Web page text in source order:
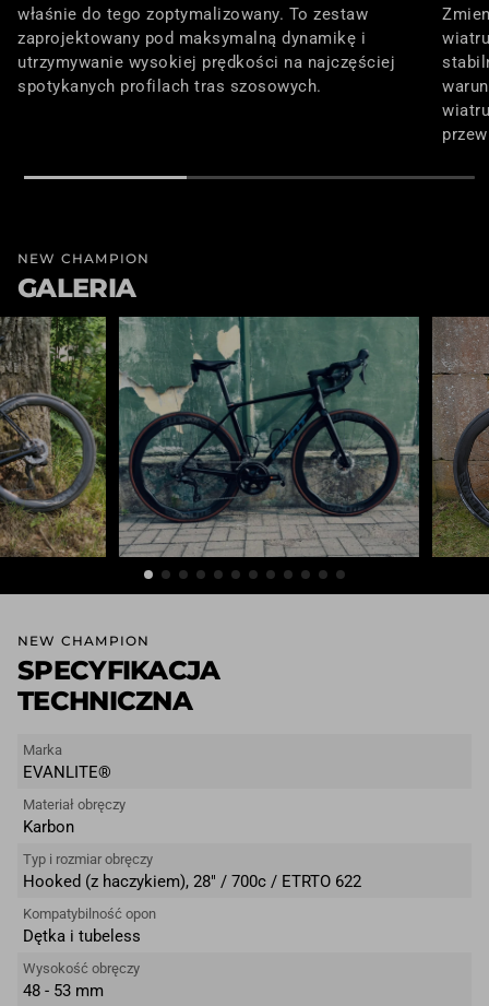
właśnie do tego zoptymalizowany. To zestaw
zaprojektowany pod maksymalną dynamikę i
utrzymywanie wysokiej prędkości na najczęściej
spotykanych profilach tras szosowych.
NEW CHAMPION
GALERIA
NEW CHAMPION
SPECYFIKACJA
TECHNICZNA
Marka
EVANLITE®
Materiał obręczy
Karbon
Typ i rozmiar obręczy
Hooked (z haczykiem), 28″ / 700c / ETRTO 622
Kompatybilność opon
Dętka i tubeless
Wysokość obręczy
48 - 53 mm